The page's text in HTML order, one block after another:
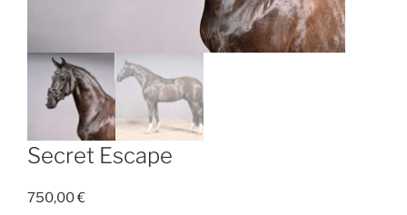
Secret Escape
750,00€